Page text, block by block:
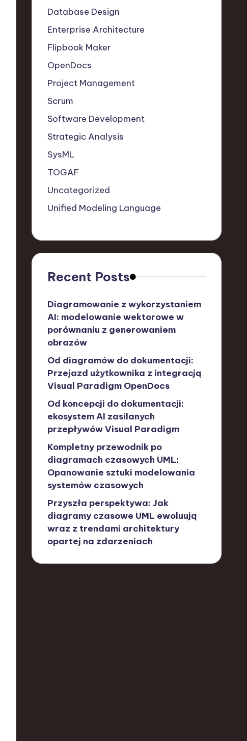
Database Design
Enterprise Architecture
Flipbook Maker
OpenDocs
Project Management
Scrum
Software Development
Strategic Analysis
SysML
TOGAF
Uncategorized
Unified Modeling Language
Recent Posts
Diagramowanie z wykorzystaniem
AI: modelowanie wektorowe w
porównaniu z generowaniem
obrazów
Od diagramów do dokumentacji:
Przejazd użytkownika z integracją
Visual Paradigm OpenDocs
Od koncepcji do dokumentacji:
ekosystem AI zasilanych
przepływów Visual Paradigm
Kompletny przewodnik po
diagramach czasowych UML:
Opanowanie sztuki modelowania
systemów czasowych
Przyszła perspektywa: Jak
diagramy czasowe UML ewoluują
wraz z trendami architektury
opartej na zdarzeniach